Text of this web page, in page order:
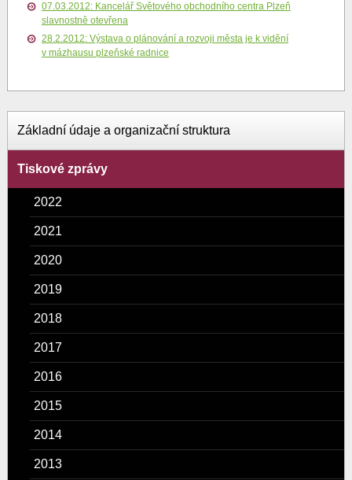
07.03.2012: Kancelář Světového obchodního centra Plzeň
slavnostně otevřena
28.2.2012: Výstava o plánování a rozvoji města je k vidění
v mázhausu plzeňské radnice
Základní údaje a organizační struktura
Tiskové zprávy
2022
2021
2020
2019
2018
2017
2016
2015
2014
2013